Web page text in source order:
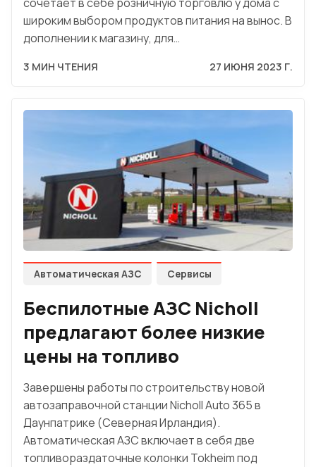
широким выбором продуктов питания на вынос. В
дополнении к магазину, для…
3 МИН ЧТЕНИЯ 27 ИЮНЯ 2023 Г.
Автоматическая АЗС Сервисы
Беспилотные АЗС Nicholl
предлагают более низкие
цены на топливо
Завершены работы по строительству новой
автозаправочной станции Nicholl Auto 365 в
Даунпатрике (Северная Ирландия).
Автоматическая АЗС включает в себя две
топливораздаточные колонки Tokheim под